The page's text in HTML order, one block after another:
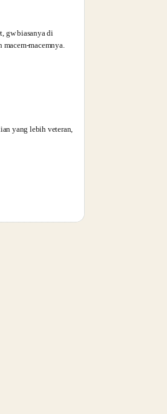
gw biasanya di
macemnya.
yang lebih veteran,